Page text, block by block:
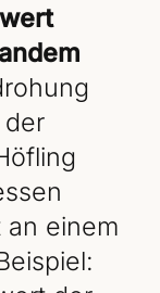
an einem